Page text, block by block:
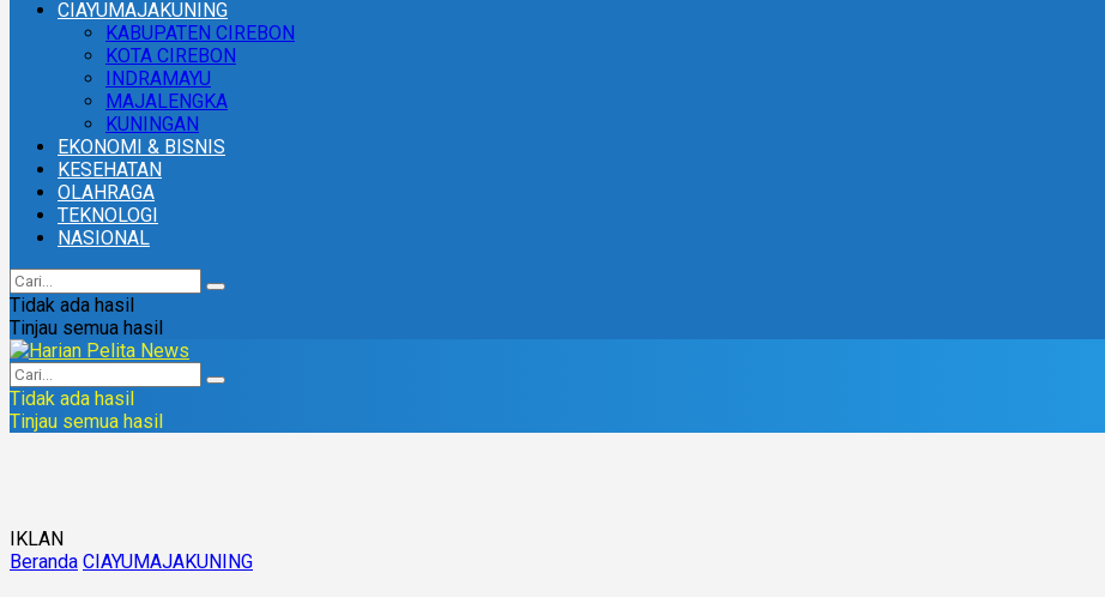
CIAYUMAJAKUNING
KABUPATEN CIREBON
KOTA CIREBON
INDRAMAYU
MAJALENGKA
KUNINGAN
EKONOMI & BISNIS
KESEHATAN
OLAHRAGA
TEKNOLOGI
NASIONAL
Tidak ada hasil
Tinjau semua hasil
Tidak ada hasil
Tinjau semua hasil
IKLAN
Beranda CIAYUMAJAKUNING